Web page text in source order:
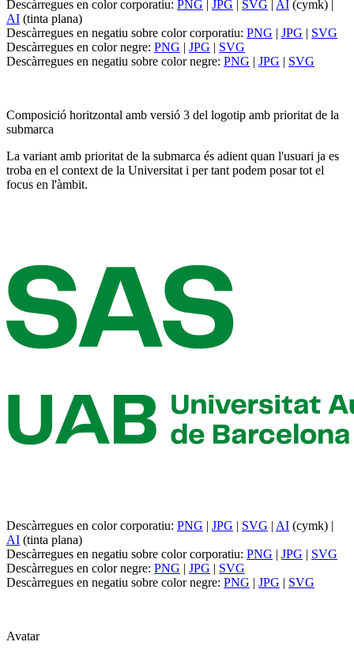
Descàrregues en color corporatiu: PNG | JPG | SVG | AI (cymk) |
AI (tinta plana)
Descàrregues en negatiu sobre color corporatiu: PNG | JPG | SVG
Descàrregues en color negre: PNG | JPG | SVG
Descàrregues en negatiu sobre color negre: PNG | JPG | SVG
Composició horitzontal amb versió 3 del logotip amb prioritat de la
submarca
La variant amb prioritat de la submarca és adient quan l'usuari ja es
troba en el context de la Universitat i per tant podem posar tot el
focus en l'àmbit.
Descàrregues en color corporatiu: PNG | JPG | SVG | AI (cymk) |
AI (tinta plana)
Descàrregues en negatiu sobre color corporatiu: PNG | JPG | SVG
Descàrregues en color negre: PNG | JPG | SVG
Descàrregues en negatiu sobre color negre: PNG | JPG | SVG
Avatar